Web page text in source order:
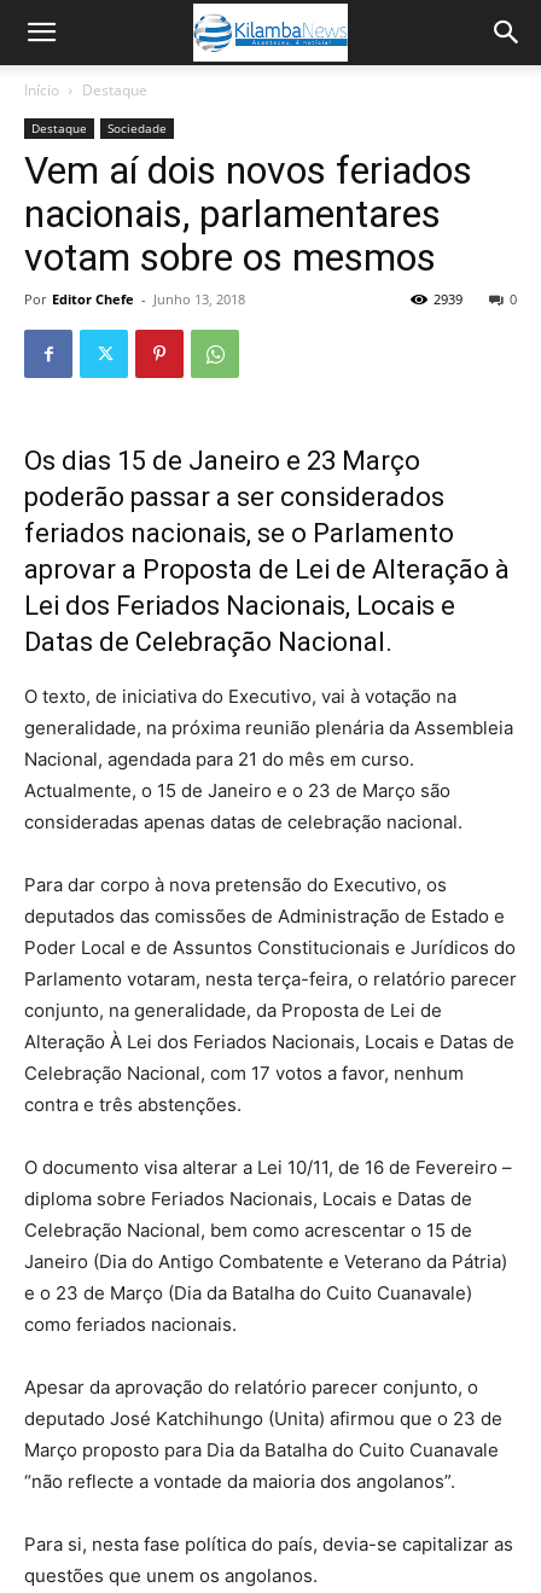
Início Destaque
Destaque Sociedade
Vem aí dois novos feriados
nacionais, parlamentares
votam sobre os mesmos
Por Editor Chefe - Junho 13, 2018 0
2939
Os dias 15 de Janeiro e 23 Março
poderão passar a ser considerados
feriados nacionais, se o Parlamento
aprovar a Proposta de Lei de Alteração à
Lei dos Feriados Nacionais, Locais e
Datas de Celebração Nacional.
O texto, de iniciativa do Executivo, vai à votação na
generalidade, na próxima reunião plenária da Assembleia
Nacional, agendada para 21 do mês em curso.
Actualmente, o 15 de Janeiro e o 23 de Março são
consideradas apenas datas de celebração nacional.
Para dar corpo à nova pretensão do Executivo, os
deputados das comissões de Administração de Estado e
Poder Local e de Assuntos Constitucionais e Jurídicos do
Parlamento votaram, nesta terça-feira, o relatório parecer
conjunto, na generalidade, da Proposta de Lei de
Alteração À Lei dos Feriados Nacionais, Locais e Datas de
Celebração Nacional, com 17 votos a favor, nenhum
contra e três abstenções.
O documento visa alterar a Lei 10/11, de 16 de Fevereiro –
diploma sobre Feriados Nacionais, Locais e Datas de
Celebração Nacional, bem como acrescentar o 15 de
Janeiro (Dia do Antigo Combatente e Veterano da Pátria)
e o 23 de Março (Dia da Batalha do Cuito Cuanavale)
como feriados nacionais.
Apesar da aprovação do relatório parecer conjunto, o
deputado José Katchihungo (Unita) afirmou que o 23 de
Março proposto para Dia da Batalha do Cuito Cuanavale
“não reflecte a vontade da maioria dos angolanos”.
Para si, nesta fase política do país, devia-se capitalizar as
questões que unem os angolanos.